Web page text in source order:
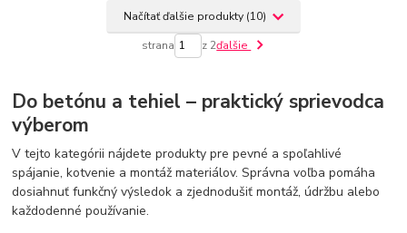
Načítať ďalšie produkty (10)
strana z 2ďalšie
Do betónu a tehiel – praktický sprievodca
výberom
V tejto kategórii nájdete produkty pre pevné a spoľahlivé
spájanie, kotvenie a montáž materiálov. Správna voľba pomáha
dosiahnuť funkčný výsledok a zjednodušiť montáž, údržbu alebo
každodenné používanie.